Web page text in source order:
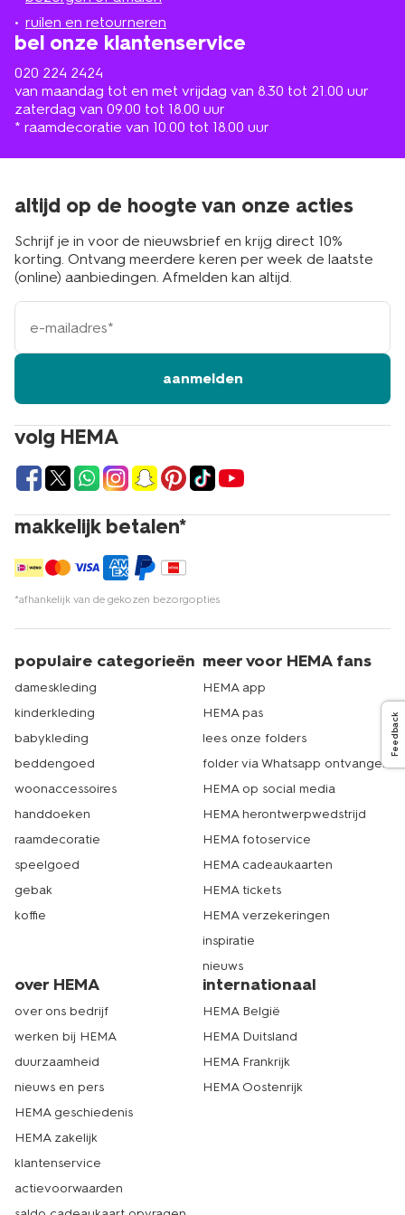
Feedback
ruilen en retourneren
bel onze klantenservice
020 224 2424
van maandag tot en met vrijdag van 8.30 tot 21.00 uur
zaterdag van 09.00 tot 18.00 uur
* raamdecoratie van 10.00 tot 18.00 uur
buurt
volg HEMA
makkelijk betalen*
*afhankelijk van de gekozen bezorgopties
altijd op de hoogte van onze acties
Schrijf je in voor de nieuwsbrief en krijg direct 10%
korting. Ontvang meerdere keren per week de laatste
(online) aanbiedingen. Afmelden kan altijd.
e-
mailadres
aanmelden
populaire categorieën
dameskleding
kinderkleding
babykleding
beddengoed
woonaccessoires
handdoeken
raamdecoratie
speelgoed
gebak
koffie
meer voor HEMA fans
HEMA app
HEMA pas
lees onze folders
folder via Whatsapp ontvangen
HEMA op social media
HEMA herontwerpwedstrijd
HEMA fotoservice
HEMA cadeaukaarten
HEMA tickets
HEMA verzekeringen
inspiratie
nieuws
over HEMA
over ons bedrijf
werken bij HEMA
duurzaamheid
nieuws en pers
HEMA geschiedenis
HEMA zakelijk
klantenservice
actievoorwaarden
internationaal
HEMA België
HEMA Duitsland
HEMA Frankrijk
HEMA Oostenrijk